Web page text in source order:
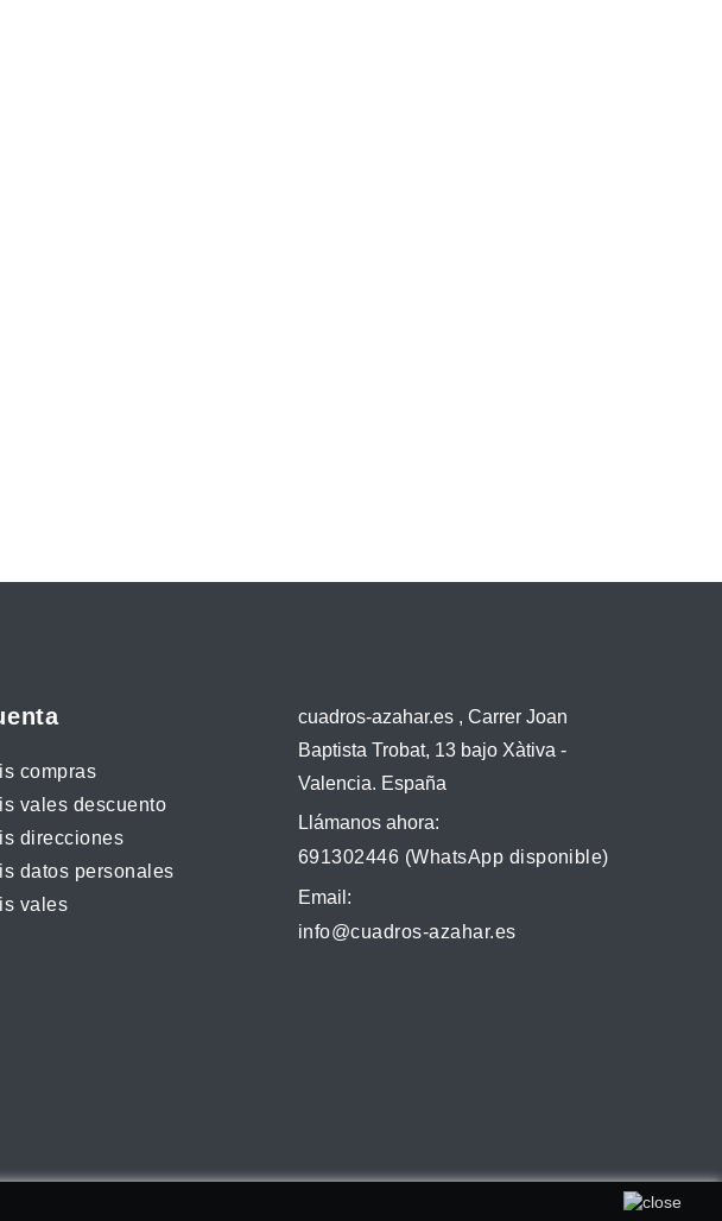
compras
vales descuento
direcciones
datos personales
vales
cuadros-azahar.es , Carrer Joan
Baptista Trobat, 13 bajo Xàtiva -
Valencia. España
Llámanos ahora:
691302446 (WhatsApp disponible)
Email:
info@cuadros-azahar.es
que acepta su uso. Puede obtener más información en nuestra